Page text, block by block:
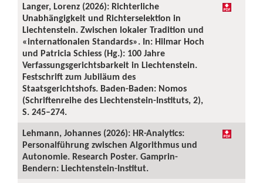
Langer, Lorenz (2026): Richterliche
Unabhängigkeit und Richterselektion in
Liechtenstein. Zwischen lokaler Tradition und
«internationalen Standards». In: Hilmar Hoch
und Patricia Schiess (Hg.): 100 Jahre
Verfassungsgerichtsbarkeit in Liechtenstein.
Festschrift zum Jubiläum des
Staatsgerichtshofs. Baden-Baden: Nomos
(Schriftenreihe des Liechtenstein-Instituts, 2),
S. 245–274.
Lehmann, Johannes (2026): HR-Analytics:
Personalführung zwischen Algorithmus und
Autonomie. Research Poster. Gamprin-
Bendern: Liechtenstein-Institut.